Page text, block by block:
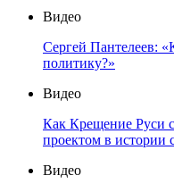
Видео
Сергей Пантелеев:
политику?»
Видео
Как Крещение Руси
проектом в истории
Видео